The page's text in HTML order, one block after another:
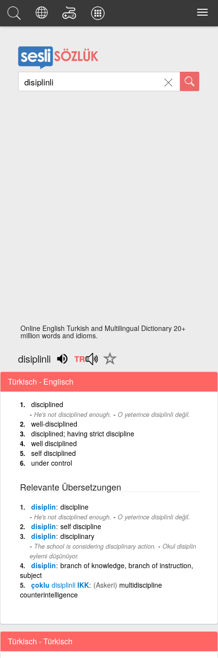
Online English Turkish and Multilingual Dictionary 20+
million words and idioms.
disiplinli
Türkisch - Englisch
disciplined
He's not disciplined enough. - O yeterince disiplinli değil.
well-disciplined
disciplined; having strict discipline
well disciplined
self disciplined
under control
Relevante Übersetzungen
disiplin discipline
He's not disciplined enough. - O yeterince disiplinli değil.
disiplin self discipline
disiplin disciplinary
The school is considering disciplinary action. - Okul disiplin
eylemi düşünüyor.
disiplin branch of knowledge, branch of instruction,
subject
çoklu disiplinli IKK (Askeri) multidiscipline
counterintelligence
Türkisch - Türkisch